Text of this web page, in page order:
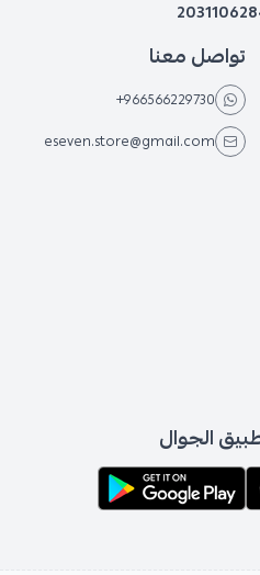
تواصل معنا
+966566229730
eseven.store@gmail.com
الجوال